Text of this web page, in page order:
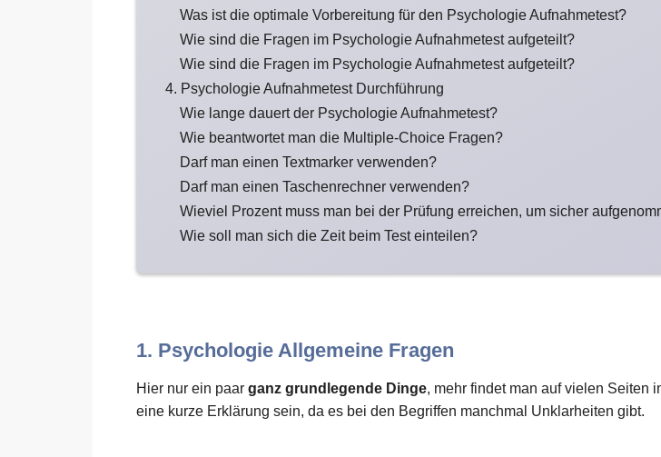
Was ist die optimale Vorbereitung für den Psychologie Aufnahmetest?
Wie sind die Fragen im Psychologie Aufnahmetest aufgeteilt?
Wie sind die Fragen im Psychologie Aufnahmetest aufgeteilt?
4. Psychologie Aufnahmetest Durchführung
Wie lange dauert der Psychologie Aufnahmetest?
Wie beantwortet man die Multiple-Choice Fragen?
Darf man einen Textmarker verwenden?
Darf man einen Taschenrechner verwenden?
Wieviel Prozent muss man bei der Prüfung erreichen, um sicher
Wie soll man sich die Zeit beim Test einteilen?
1. Psychologie Allgemeine Fragen
Hier nur ein paar ganz grundlegende Dinge, mehr findet man auf vielen Seiten
eine kurze Erklärung sein, da es bei den Begriffen manchmal Unklarheiten gibt.